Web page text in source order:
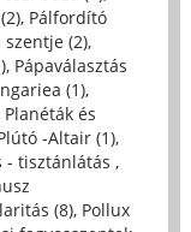
, Pálfordító
szentje (2),
, Pápaválasztás
(1),
Planéták és
-Altair (1),
- tisztánlátás ,
(8), Pollux